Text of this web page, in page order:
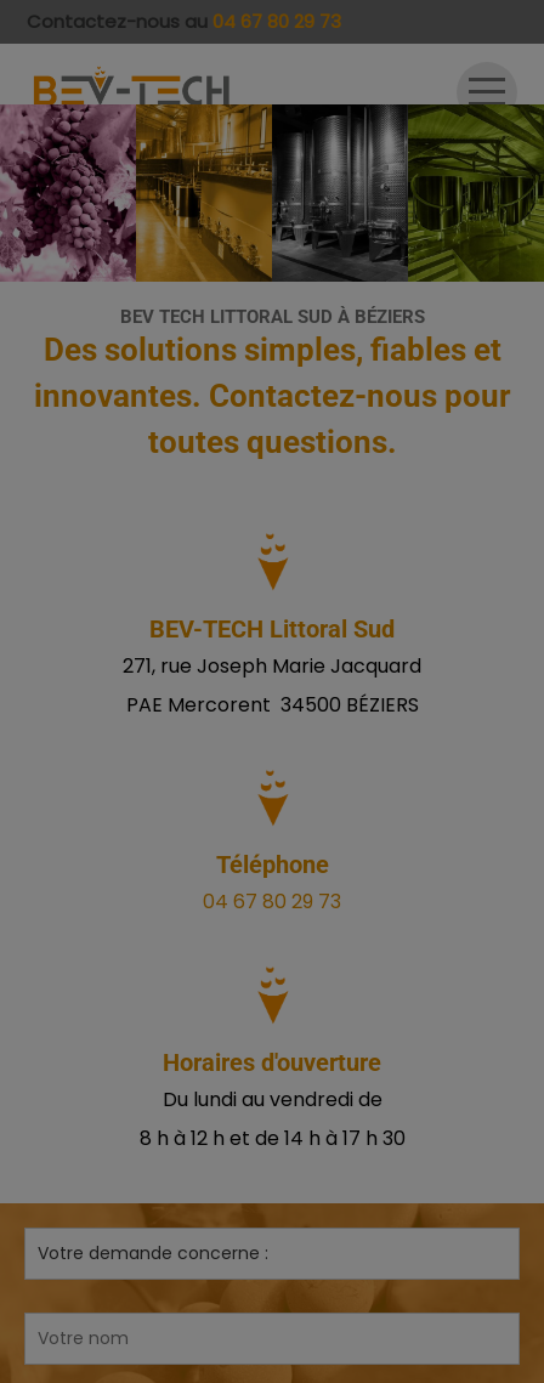
Contactez-nous au 04 67 80 29 73
Accueil
Matériel vinicole
Inox sur-mesure
Locations
Réalisations
BEV TECH LITTORAL SUD À BÉZIERS
Des solutions simples, fiables et
innovantes. Contactez-nous pour
toutes questions.
BEV-TECH Littoral Sud
271, rue Joseph Marie Jacquard
PAE Mercorent 34500 BÉZIERS
Téléphone
04 67 80 29 73
Horaires d'ouverture
Du lundi au vendredi de
8 h à 12 h et de 14 h à 17 h 30